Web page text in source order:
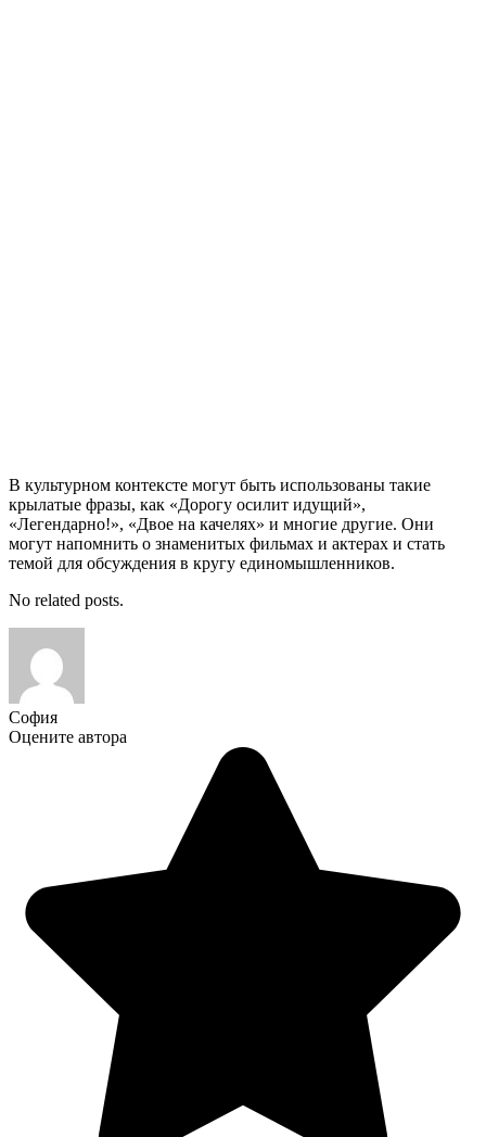
В культурном контексте могут быть использованы такие
крылатые фразы, как «Дорогу осилит идущий»,
«Легендарно!», «Двое на качелях» и многие другие. Они
могут напомнить о знаменитых фильмах и актерах и стать
темой для обсуждения в кругу единомышленников.
No related posts.
София
Оцените автора